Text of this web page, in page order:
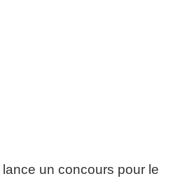
lance un concours pour le